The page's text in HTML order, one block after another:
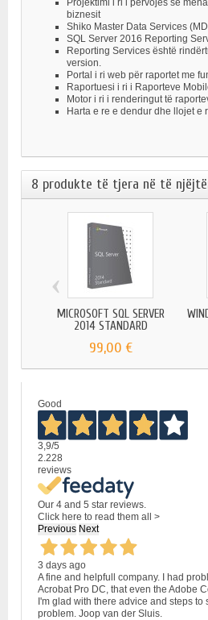
Projektimi i ri i përvojës së
biznesit
Shiko Master Data Services
SQL Server 2016 Reporting
Reporting Services është
version.
Portal i ri web për raportet me
Raportuesi i ri i Raporteve
Motor i ri i renderingut të
Harta e re e dendur dhe llojet e
8 produkte të tjera në të
MICROSOFT SQL SERVER
2014 STANDARD
99,00 €
‹
Good
3,9/5
2.228
reviews
Our 4 and 5 star reviews.
Click here to read them all >
Previous Next
3 days ago
A fine and helpfull company. I had
Acrobat Pro DC, that even the Adobe
I'm glad with there advice and steps to
problem. Joop van der Sluis.